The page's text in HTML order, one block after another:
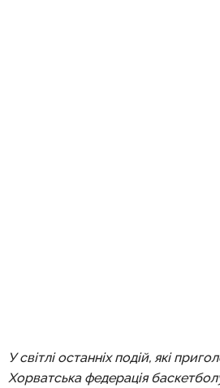
У світлі останніх подій, які
Хорватська федерація